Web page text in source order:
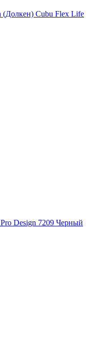
Cubu Flex Life
Design 7209 Черный